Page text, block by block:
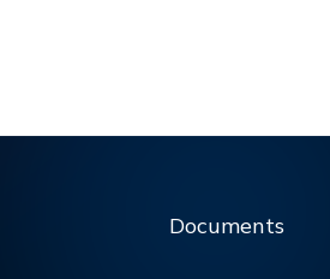
Documents